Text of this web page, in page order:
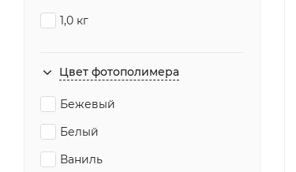
1,0 кг
Цвет фотополимера
Бежевый
Белый
Ваниль